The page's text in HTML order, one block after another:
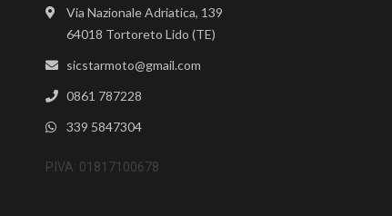
Via Nazionale Adriatica, 139
64018 Tortoreto Lido (TE)
sicstarmoto@gmail.com
0861 787228
339 5847304
P.IVA: 01817100678